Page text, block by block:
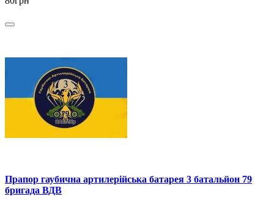
Прапор гаубична артилерійська батарея 3 батальйон 79
бригада ВДВ